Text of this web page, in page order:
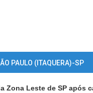
PAULO (ITAQUERA)-SP
Zona Leste de SP após